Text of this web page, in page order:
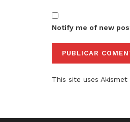
Notify me of new
This site uses